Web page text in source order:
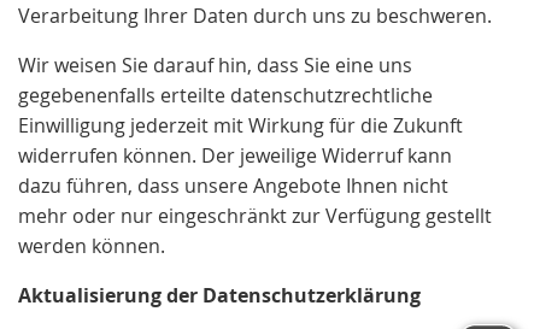
Verarbeitung Ihrer Daten durch uns zu beschweren.
Wir weisen Sie darauf hin, dass Sie eine uns
gegebenenfalls erteilte datenschutzrechtliche
Einwilligung jederzeit mit Wirkung für die Zukunft
widerrufen können. Der jeweilige Widerruf kann
dazu führen, dass unsere Angebote Ihnen nicht
mehr oder nur eingeschränkt zur Verfügung gestellt
werden können.
Aktualisierung der Datenschutzerklärung